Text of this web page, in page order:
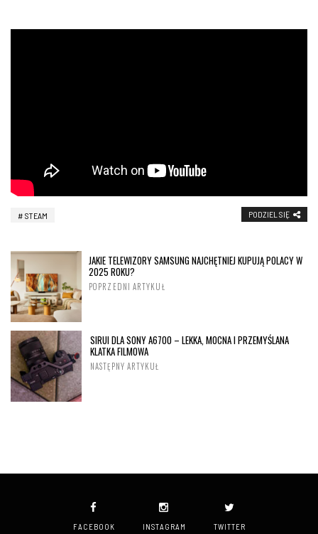
STEAM PODZIEL SIĘ
JAKIE TELEWIZORY SAMSUNG NAJCHĘTNIEJ KUPUJĄ POLACY W
2025 ROKU?
POPRZEDNI ARTYKUŁ
SIRUI DLA SONY A6700 – LEKKA, MOCNA I PRZEMYŚLANA
KLATKA FILMOWA
NASTĘPNY ARTYKUŁ
FACEBOOK INSTAGRAM TWITTER